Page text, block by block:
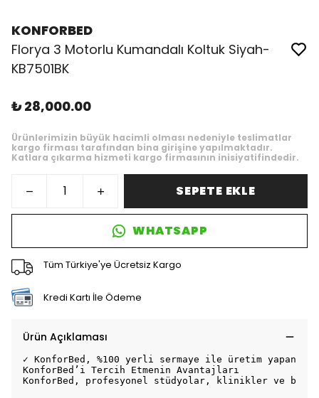
KONFORBED
Florya 3 Motorlu Kumandalı Koltuk Siyah-
KB7501BK
₺ 28,000.00
Ürünlerimizin büyük hacimli olması nedeniyle teslimatlar
kargo firması tarafından bina girişine yapılmaktadır.
Katlara çıkarma hizmeti kargo firmasının inisiyatifindedir.
SEPETE EKLE
WHATSAPP
Tüm Türkiye'ye Ücretsiz Kargo
Kredi Kartı İle Ödeme
Ürün Açıklaması
✓ KonforBed, %100 yerli sermaye ile üretim
KonforBed’i Tercih Etmenin Avantajları
KonforBed, profesyonel stüdyolar, klinikler ve